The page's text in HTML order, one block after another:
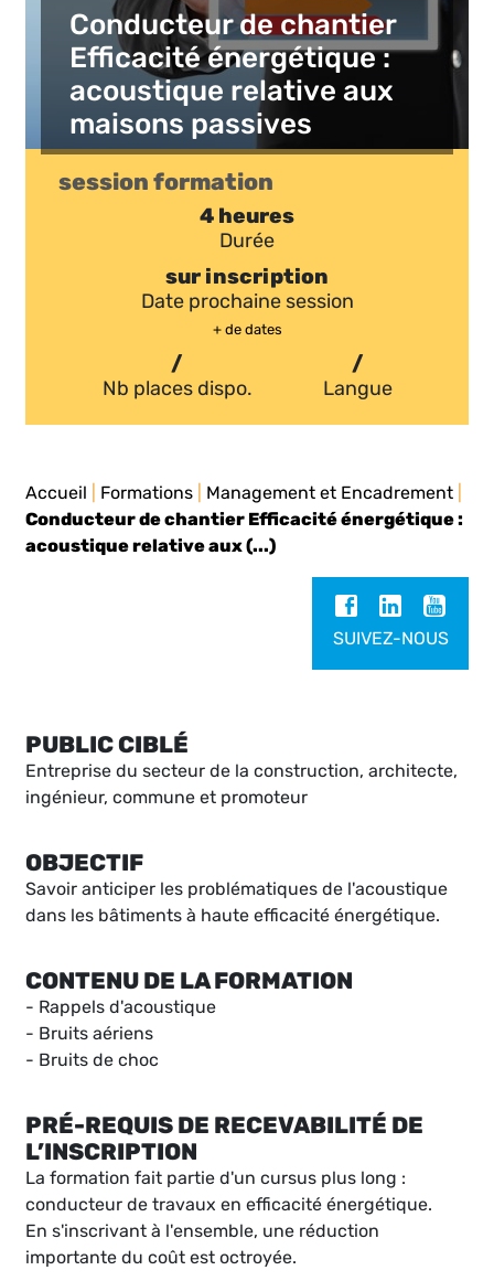
Conducteur de chantier
Efficacité énergétique :
acoustique relative aux
maisons passives
session formation
4 heures
Durée
sur inscription
Date prochaine session
+ de dates
/
Nb places dispo.
/
Langue
Accueil Formations Management et Encadrement
Conducteur de chantier Efficacité énergétique :
acoustique relative aux (...)
SUIVEZ-NOUS
PUBLIC CIBLÉ
Entreprise du secteur de la construction, architecte,
ingénieur, commune et promoteur
OBJECTIF
Savoir anticiper les problématiques de l'acoustique
dans les bâtiments à haute efficacité énergétique.
CONTENU DE LA FORMATION
- Rappels d'acoustique
- Bruits aériens
- Bruits de choc
PRÉ-REQUIS DE RECEVABILITÉ DE
L’INSCRIPTION
La formation fait partie d'un cursus plus long :
conducteur de travaux en efficacité énergétique.
En s'inscrivant à l'ensemble, une réduction
importante du coût est octroyée.